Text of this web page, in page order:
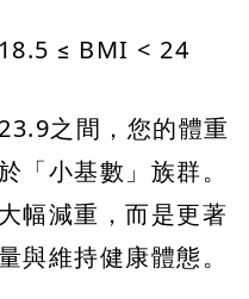
≤ BMI < 24
之間，您的體重
「小基數」族群。
幅減重，而是更著
與維持健康體態。